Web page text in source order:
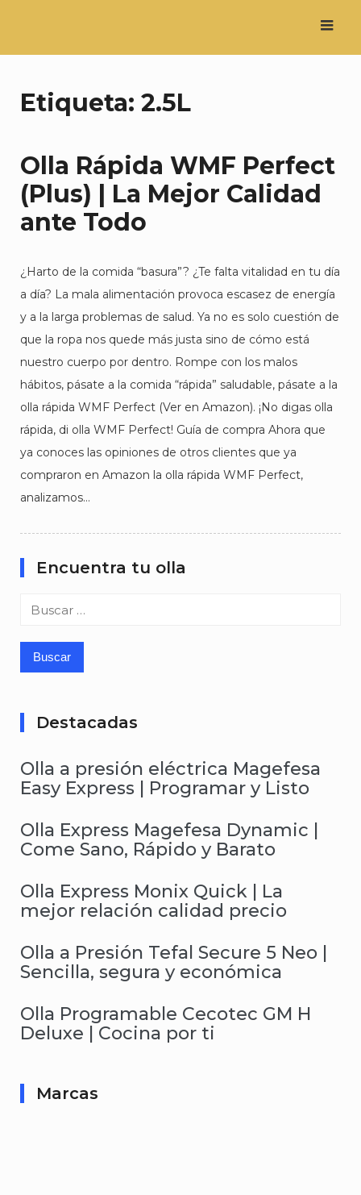
contenido
Etiqueta: 2.5L
Olla Rápida WMF Perfect
(Plus) | La Mejor Calidad
ante Todo
¿Harto de la comida “basura”? ¿Te falta vitalidad en tu día
a día? La mala alimentación provoca escasez de energía
y a la larga problemas de salud. Ya no es solo cuestión de
que la ropa nos quede más justa sino de cómo está
nuestro cuerpo por dentro. Rompe con los malos
hábitos, pásate a la comida “rápida” saludable, pásate a la
olla rápida WMF Perfect (Ver en Amazon). ¡No digas olla
rápida, di olla WMF Perfect! Guía de compra Ahora que
ya conoces las opiniones de otros clientes que ya
compraron en Amazon la olla rápida WMF Perfect,
analizamos…
Encuentra tu olla
Buscar:
Destacadas
Olla a presión eléctrica Magefesa
Easy Express | Programar y Listo
Olla Express Magefesa Dynamic |
Come Sano, Rápido y Barato
Olla Express Monix Quick | La
mejor relación calidad precio
Olla a Presión Tefal Secure 5 Neo |
Sencilla, segura y económica
Olla Programable Cecotec GM H
Deluxe | Cocina por ti
Marcas